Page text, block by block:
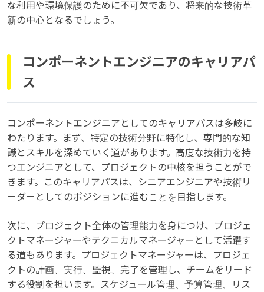
な利用や環境保護のために不可欠であり、将来的な技術革
新の中心となるでしょう。
コンポーネントエンジニアのキャリアパ
ス
コンポーネントエンジニアとしてのキャリアパスは多岐に
わたります。まず、特定の技術分野に特化し、専門的な知
識とスキルを深めていく道があります。高度な技術力を持
つエンジニアとして、プロジェクトの中核を担うことがで
きます。このキャリアパスは、シニアエンジニアや技術リ
ーダーとしてのポジションに進むことを目指します。
次に、プロジェクト全体の管理能力を身につけ、プロジェ
クトマネージャーやテクニカルマネージャーとして活躍す
る道もあります。プロジェクトマネージャーは、プロジェ
クトの計画、実行、監視、完了を管理し、チームをリード
する役割を担います。スケジュール管理、予算管理、リス